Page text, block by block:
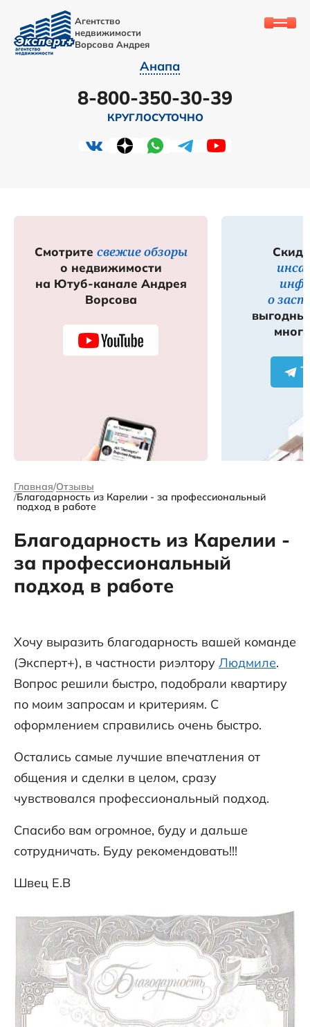
Агентство
недвижимости
Ворсова Андрея
Анапа
8-800-350-30-39
КРУГЛОСУТОЧНО
Смотрите свежие обзоры
о недвижимости
на Ютуб-канале Андрея
Ворсова
о
Главная Отзывы
Благодарность из Карелии - за профессиональный
подход в работе
Благодарность из Карелии -
за профессиональный
подход в работе
Хочу выразить благодарность вашей команде
(Эксперт+), в частности риэлтору Людмиле.
Вопрос решили быстро, подобрали квартиру
по моим запросам и критериям. С
оформлением справились очень быстро.
Остались самые лучшие впечатления от
общения и сделки в целом, сразу
чувствовался профессиональный подход.
Спасибо вам огромное, буду и дальше
сотрудничать. Буду рекомендовать!!!
Швец Е.В